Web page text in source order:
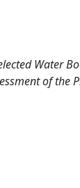
Water
of the